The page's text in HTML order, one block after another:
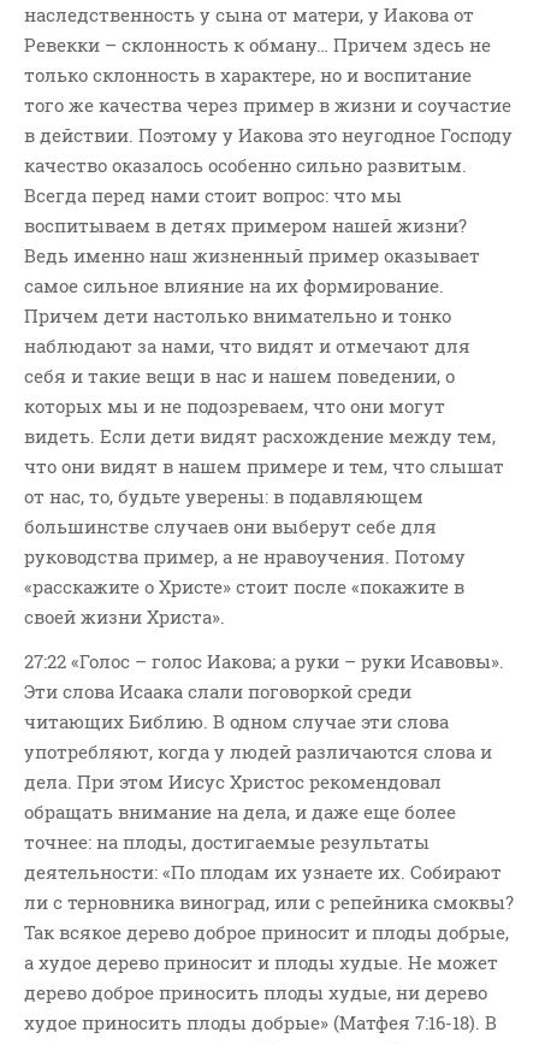
Притчи
Проповедь-Аудио
Размышления
Семинар "Второе
Семинары Для Лидеров/
Слово Из Слова
Служение
Цитата
наследственность у сына от матери, у Иакова от
Ревекки – склонность к обману… Причем здесь не
только склонность в характере, но и воспитание
того же качества через пример в жизни и соучастие
в действии. Поэтому у Иакова это неугодное Господу
качество оказалось особенно сильно развитым.
Всегда перед нами стоит вопрос: что мы
воспитываем в детях примером нашей жизни?
Ведь именно наш жизненный пример оказывает
самое сильное влияние на их формирование.
Причем дети настолько внимательно и тонко
наблюдают за нами, что видят и отмечают для
себя и такие вещи в нас и нашем поведении, о
которых мы и не подозреваем, что они могут
видеть. Если дети видят расхождение между тем,
что они видят в нашем примере и тем, что слышат
от нас, то, будьте уверены: в подавляющем
большинстве случаев они выберут себе для
руководства пример, а не нравоучения. Потому
«расскажите о Христе» стоит после «покажите в
своей жизни Христа».
27:22 «Голос – голос Иакова; а руки – руки Исавовы».
Эти слова Исаака слали поговоркой среди
читающих Библию. В одном случае эти слова
употребляют, когда у людей различаются слова и
дела. При этом Иисус Христос рекомендовал
обращать внимание на дела, и даже еще более
точнее: на плоды, достигаемые результаты
деятельности: «По плодам их узнаете их. Собирают
ли с терновника виноград, или с репейника смоквы?
Так всякое дерево доброе приносит и плоды добрые,
а худое дерево приносит и плоды худые. Не может
дерево доброе приносить плоды худые, ни дерево
худое приносить плоды добрые» (Матфея 7:16-18). В